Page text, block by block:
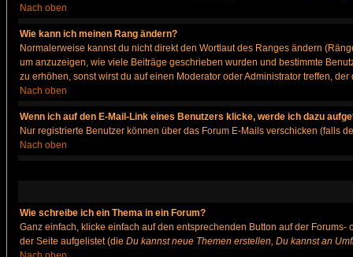
Nach oben
Wie kann ich meinen Rang ändern?
Normalerweise kannst du nicht direkt den Wortlaut des Ranges ändern
um anzuzeigen, wie viele Beiträge geschrieben wurden und bestimmte
zu erhöhen, sonst wirst du auf einen Moderator oder Administrator treffen,
Nach oben
Wenn ich auf den E-Mail-Link eines Benutzers klicke, werde ich dazu
Nur registrierte Benutzer können über das Forum E-Mails verschicken (falls
Nach oben
Wie schreibe ich ein Thema in ein Forum?
Ganz einfach, klicke einfach auf den entsprechenden Button auf der
der Seite aufgelistet (die Du kannst neue Themen erstellen, Du kannst an